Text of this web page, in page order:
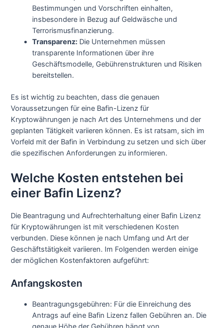
Bestimmungen und Vorschriften einhalten,
insbesondere in Bezug auf Geldwäsche und
Terrorismusfinanzierung.
Transparenz: Die Unternehmen müssen
transparente Informationen über ihre
Geschäftsmodelle, Gebührenstrukturen und Risiken
bereitstellen.
Es ist wichtig zu beachten, dass die genauen
Voraussetzungen für eine Bafin-Lizenz für
Kryptowährungen je nach Art des Unternehmens und der
geplanten Tätigkeit variieren können. Es ist ratsam, sich im
Vorfeld mit der Bafin in Verbindung zu setzen und sich über
die spezifischen Anforderungen zu informieren.
Welche Kosten entstehen bei
einer Bafin Lizenz?
Die Beantragung und Aufrechterhaltung einer Bafin Lizenz
für Kryptowährungen ist mit verschiedenen Kosten
verbunden. Diese können je nach Umfang und Art der
Geschäftstätigkeit variieren. Im Folgenden werden einige
der möglichen Kostenfaktoren aufgeführt:
Anfangskosten
Beantragungsgebühren: Für die Einreichung des
Antrags auf eine Bafin Lizenz fallen Gebühren an. Die